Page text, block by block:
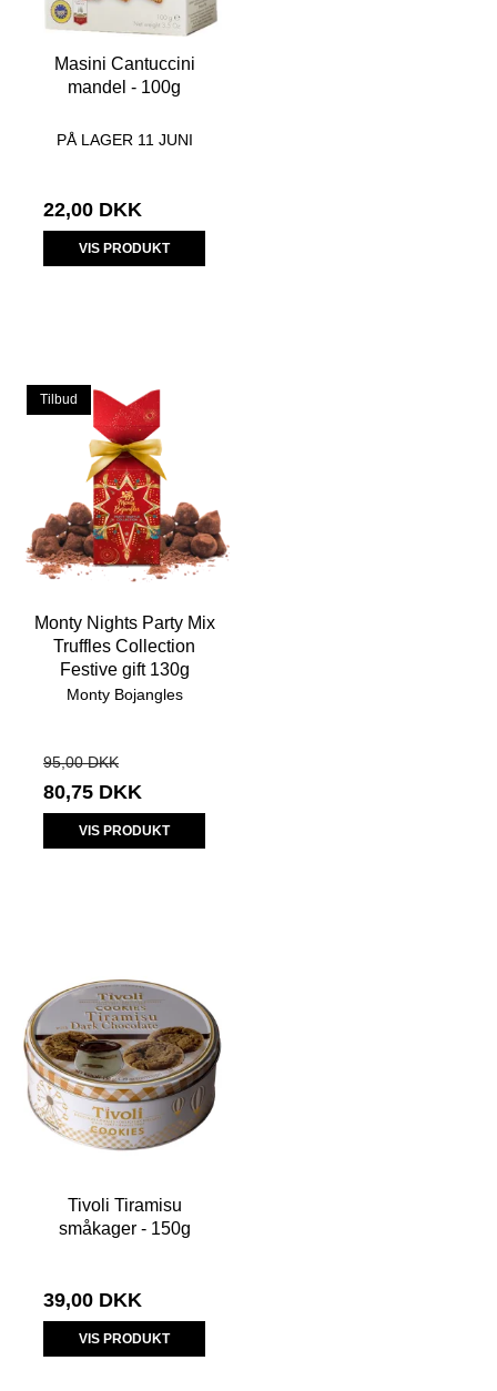
Masini Cantuccini
mandel - 100g
PÅ LAGER 11 JUNI
22,00 DKK
VIS PRODUKT
Tilbud
Monty Nights Party Mix
Truffles Collection
Festive gift 130g
Monty Bojangles
95,00 DKK
80,75 DKK
VIS PRODUKT
Tivoli Tiramisu
småkager - 150g
39,00 DKK
VIS PRODUKT